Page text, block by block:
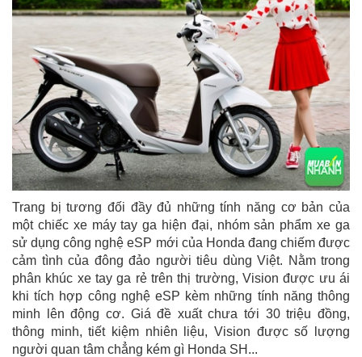
Trang bị tương đối đầy đủ những tính năng cơ bản của
một chiếc xe máy tay ga hiện đại, nhóm sản phẩm xe ga
sử dụng công nghệ eSP mới của Honda đang chiếm được
cảm tình của đông đảo người tiêu dùng Việt. Nằm trong
phân khúc xe tay ga rẻ trên thị trường, Vision được ưu ái
khi tích hợp công nghệ eSP kèm những tính năng thông
minh lên động cơ. Giá đề xuất chưa tới 30 triệu đồng,
thông minh, tiết kiệm nhiên liệu, Vision được số lượng
người quan tâm chẳng kém gì Honda SH...